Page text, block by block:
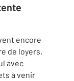
encore
de loyers,
avec
à venir